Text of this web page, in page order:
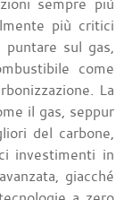
più critici
sul gas,
come
La
il gas, seppur
del carbone,
investimenti in
giacché